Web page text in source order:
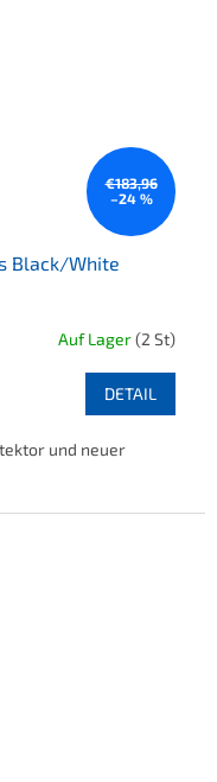
€183,96
–24 %
Black/White
Auf Lager(2 St)
DETAIL
und neuer